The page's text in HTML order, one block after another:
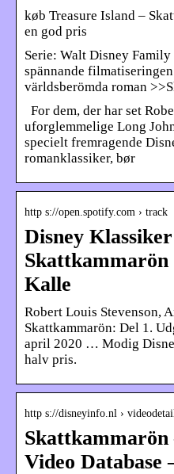
køb Treasure Island –
en god pris
Serie: Walt Disney
spännande
världsberömda roman
For dem, der har set
uforglemmelige Long
specielt fremragende
romanklassiker, bør
http s://open.spotify.com › track
Disney
Skattkammarön
Kalle
Robert Louis Stevenson,
Skattkammarön: Del 1.
april 2020 … Modig
halv pris.
http s://disneyinfo.nl ›
Skattkammarön
Video Database